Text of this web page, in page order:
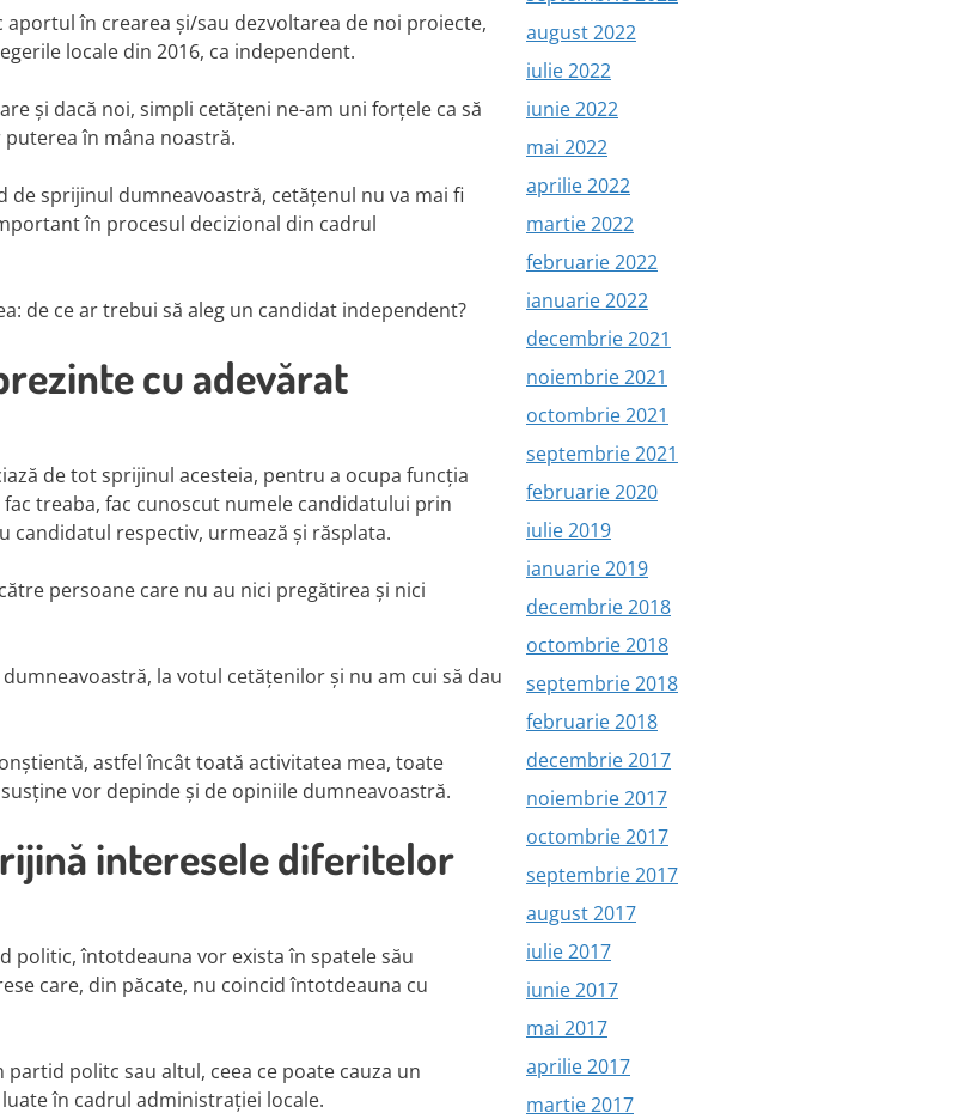
în crearea și/sau dezvoltarea de noi proiecte,
locale din 2016, ca independent.
și dacă noi, simpli cetățeni ne-am uni forțele ca să
în mâna noastră.
de sprijinul dumneavoastră, cetățenul nu va mai fi
în procesul decizional din cadrul
de ce ar trebui să aleg un candidat independent?
cu adevărat
de tot sprijinul acesteia, pentru a ocupa funcția
treaba, fac cunoscut numele candidatului prin
candidatul respectiv, urmează și răsplata.
persoane care nu au nici pregătirea și nici
la votul cetățenilor și nu am cui să dau
astfel încât toată activitatea mea, toate
vor depinde și de opiniile dumneavoastră.
interesele diferitelor
politic, întotdeauna vor exista în spatele său
care, din păcate, nu coincid întotdeauna cu
politc sau altul, ceea ce poate cauza un
în cadrul administrației locale.
august 2022
iulie 2022
iunie 2022
mai 2022
aprilie 2022
martie 2022
februarie 2022
ianuarie 2022
decembrie 2021
noiembrie 2021
octombrie 2021
septembrie 2021
februarie 2020
iulie 2019
ianuarie 2019
decembrie 2018
octombrie 2018
septembrie 2018
februarie 2018
decembrie 2017
noiembrie 2017
octombrie 2017
septembrie 2017
august 2017
iulie 2017
iunie 2017
mai 2017
aprilie 2017
martie 2017